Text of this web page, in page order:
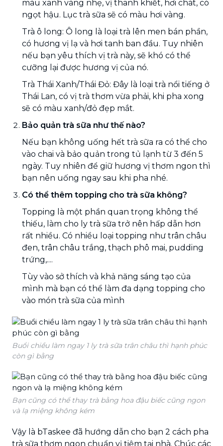
màu xanh vàng nhẹ, vị thanh khiết, hơi chát, có
ngọt hậu. Lục trà sữa sẽ có màu hơi vàng.
Trà ô long: Ô long là loại trà lên men bán phần,
có hương vị lạ và hơi tanh ban đầu. Tuy nhiên
nếu bạn yêu thích vị trà này, sẽ khó có thể
cưỡng lại được hương vị của nó.
Trà Thái Xanh/Thái Đỏ: Đây là loại trà nổi tiếng ở
Thái Lan, có vị trà thơm vừa phải, khi pha xong
sẽ có màu xanh/đỏ đẹp mắt.
Bảo quản trà sữa như thế nào?
Nếu bạn không uống hết trà sữa ra có thể cho
vào chai và bảo quản trong tủ lạnh từ 3 đến 5
ngày. Tuy nhiên để giữ hương vị thơm ngon thì
bạn nên uống ngay sau khi pha nhé.
Có thể thêm topping cho trà sữa không?
Topping là một phần quan trọng không thể
thiếu, làm cho ly trà sữa trở nên hấp dẫn hơn
rất nhiều. Có nhiều loại topping như trân châu
đen, trân châu trắng, thạch phô mai, pudding
trứng,....
Tùy vào sở thích và khả năng sáng tạo của
mình mà bạn có thể làm đa dạng topping cho
vào món trà sữa của mình
Buổi chiều làm ngay 1 ly trà sữa trân châu thì hạnh phúc
còn gì bằng
Bạn cũng có thể thay trà bằng hoa đậu biếc cũng ngon
và lạ miệng không kém
Vậy là bTaskee đã hướng dẫn cho bạn 2 cách pha
trà sữa thơm ngon chuẩn vị tiệm tại nhà. Chúc các